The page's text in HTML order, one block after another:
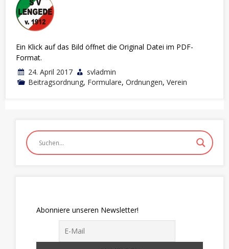
Ein Klick auf das Bild öffnet die Original Datei im PDF-
Format.
24. April 2017
svladmin
Beitragsordnung, Formulare, Ordnungen, Verein
Abonniere unseren Newsletter!